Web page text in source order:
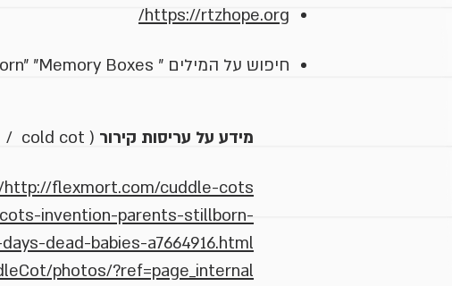
https://rtzhope.org/
חיפוש על המילים " Stillborn" "Memory Boxes" יביא אתכם למקורות נוספים
מידע על עריסות קירור ( cuddlecot / cold cot )
http://flexmort.com/cuddle-cots/
invention-parents-stillborn-
dead-babies-a7664916.html
photos/?ref=page_internal